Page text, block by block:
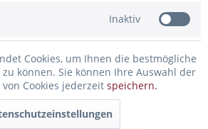
sind verfübar......mehr
Inaktiv
Cookies, um Ihnen die bestmögliche
können. Sie können Ihre Auswahl der
Cookies jederzeit speichern.